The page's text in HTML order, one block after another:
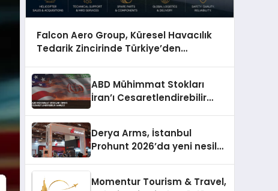
Falcon Aero Group, Küresel Havacılık
Tedarik Zincirinde Türkiye’den
ABD Mühimmat Stokları
İran’ı Cesaretlendirebilir
Derya Arms, İstanbul
Prohunt 2026’da yeni nesil
Momentur Tourism & Travel,